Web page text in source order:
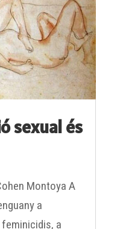
sexual és
Montoya A
a
a